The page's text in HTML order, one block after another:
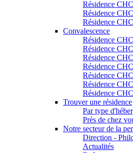
Résidence
Résidence
Résidence
Convalescence
Résidence
Résidence
Résidence
Résidence
Résidence
Résidence
Résidence
Trouver une résidence
Par type
Près de chez
Notre secteur de la
Direction -
Actualités